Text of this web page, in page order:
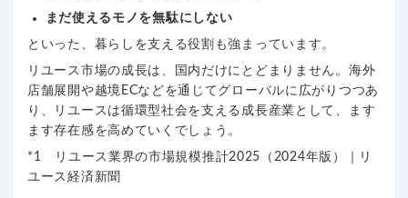
まだ使えるモノを無駄にしない
といった、暮らしを支える役割も強まっています。
リユース市場の成長は、国内だけにとどまりません。海外
店舗展開や越境ECなどを通じてグローバルに広がりつつあ
り、リユースは循環型社会を支える成長産業として、ます
ます存在感を高めていくでしょう。
*1
リユース業界の市場規模推計2025（2024年版）｜リ
ユース経済新聞